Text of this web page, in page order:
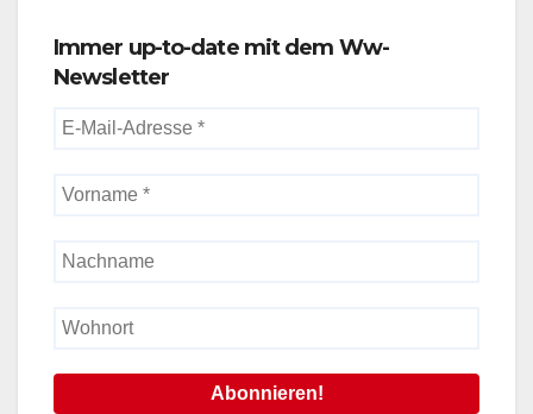
Immer up-to-date mit dem Ww-
Newsletter